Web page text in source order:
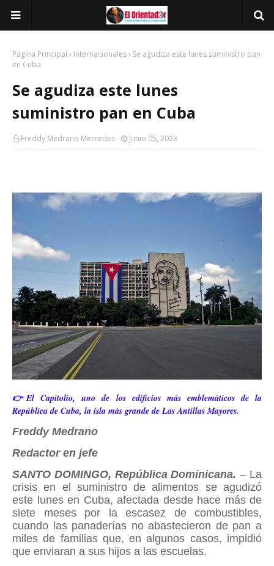
Página Principal Internacionales
Se agudiza este lunes suministro pan
en Cuba
Se agudiza este lunes
suministro pan en Cuba
Freddy Medrano Mercedes Junio 05, 2023
👉El Capitolio, uno de los edificios más emblemáticos de la
República de Cuba, la isla más grande de Las Antillas Mayores.
Freddy Medrano
Redactor en jefe
SANTO DOMINGO, República Dominicana. – La
crisis en el suministro de alimentos se agudizó
este lunes en Cuba, afectada desde hace más de
siete meses por la escasez de combustibles,
cuando las panaderías no abastecieron de pan a
miles de familias que, en algunos casos, impidió
que enviaran a sus hijos a las escuelas.